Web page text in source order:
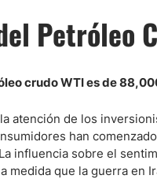
Petróleo
crudo WTI es de
atención de los
han
influencia sobre el
medida que la guerra en